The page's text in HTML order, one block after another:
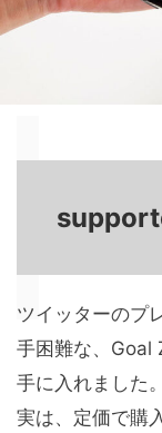
ツイッターのプ
手困難な、Goal
手に入れました。
実は、定価で購